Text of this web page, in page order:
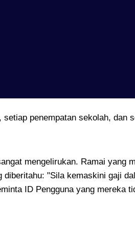
penempatan sekolah, dan
mengelirukan. Ramai yang
"Sila kemaskini gaji
ID Pengguna yang mereka